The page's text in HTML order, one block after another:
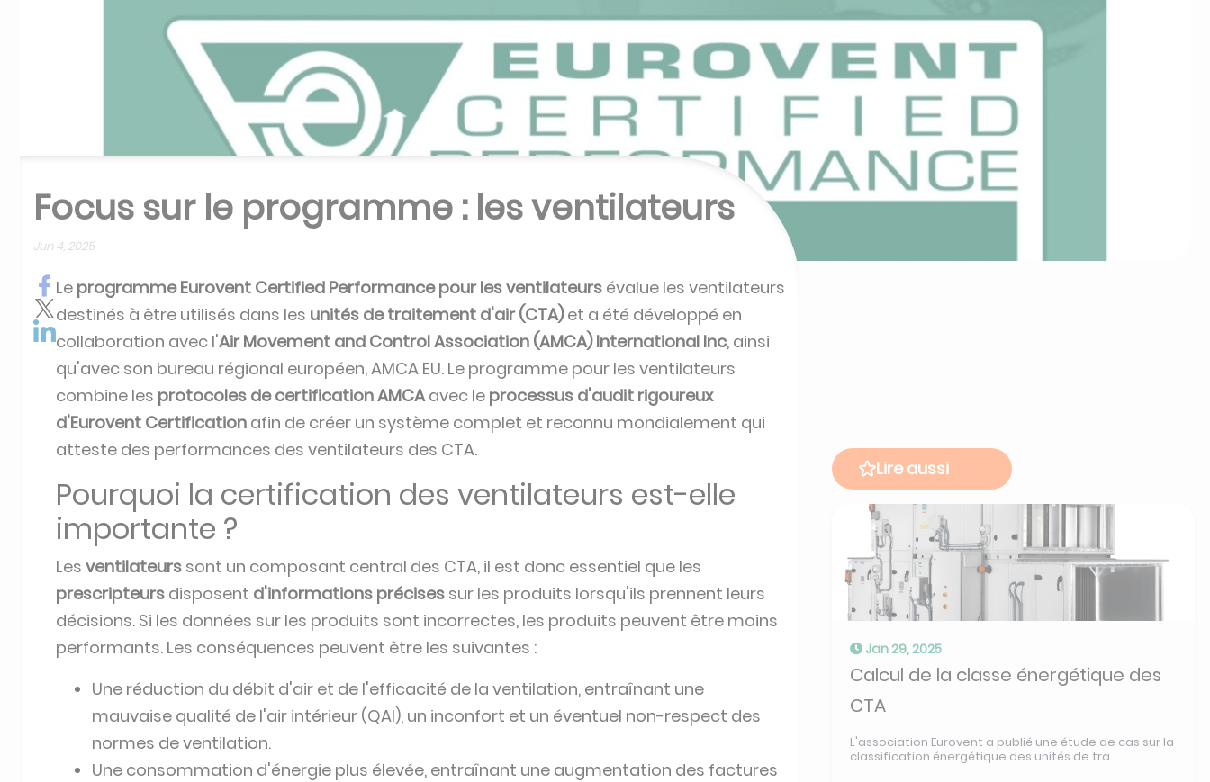
Focus sur le programme : les ventilateurs
Jun 4, 2025
Le programme Eurovent Certified Performance pour les ventilateurs évalue les ventilateurs
destinés à être utilisés dans les unités de traitement d'air (CTA)et a été développé en
collaboration avec l'Air Movement and Control Association (AMCA) International Inc, ainsi
qu'avec son bureau régional européen, AMCA EU. Le programme pour les ventilateurs
combine les protocoles de certification AMCAavec le processus d'audit rigoureux
d'Eurovent Certification afin de créer un système complet et reconnu mondialement qui
atteste des performances des ventilateurs des CTA.
Pourquoi la certification des ventilateurs est-elle
importante ?
Les ventilateurs sont un composant central des CTA, il est donc essentiel que les
prescripteurs disposent d'informations précises sur les produits lorsqu'ils prennent leurs
décisions. Si les données sur les produits sont incorrectes, les produits peuvent être moins
performants. Les conséquences peuvent être les suivantes :
Une réduction du débit d'air et de l'efficacité de la ventilation, entraînant une
mauvaise qualité de l'air intérieur (QAI), un inconfort et un éventuel non-respect des
normes de ventilation.
Une consommation d'énergie plus élevée, entraînant une augmentation des factures
Lire aussi
Jan 29, 2025
Calcul de la classe énergétique des
CTA
L'association Eurovent a publié une étude de cas sur la
classification énergétique des unités de tra...